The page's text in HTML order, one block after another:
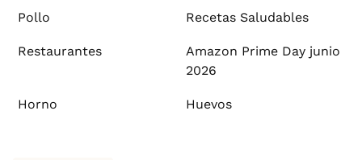
Pollo Recetas Saludables
Restaurantes
Amazon Prime Day junio
2026
Horno Huevos